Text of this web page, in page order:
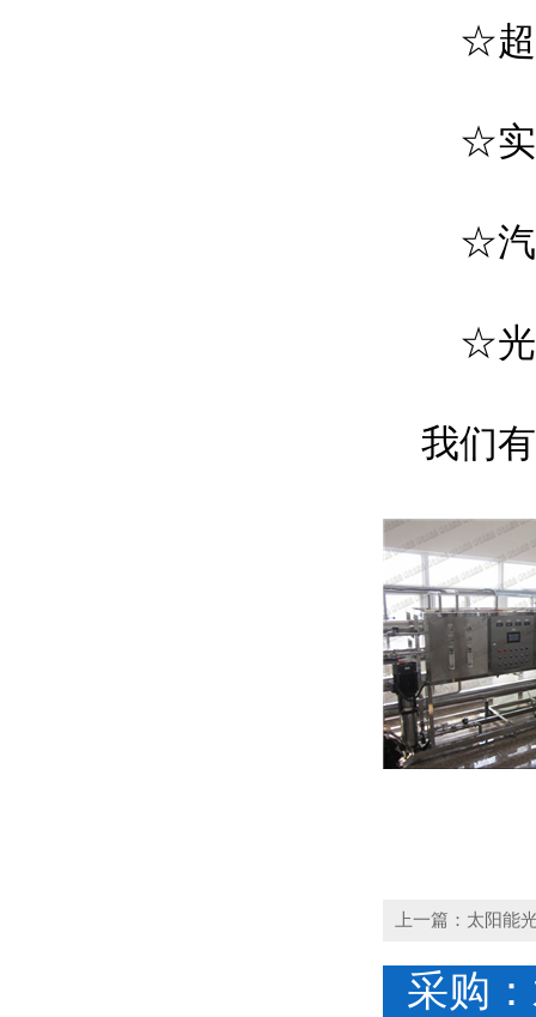
☆超纯
☆实
☆汽
☆光电
我们
上一篇：太阳能
采购